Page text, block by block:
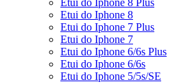
Etui do Iphone 8 Plus
Etui do Iphone 8
Etui do Iphone 7 Plus
Etui do Iphone 7
Etui do Iphone 6/6s Plus
Etui do Iphone 6/6s
Etui do Iphone 5/5s/SE